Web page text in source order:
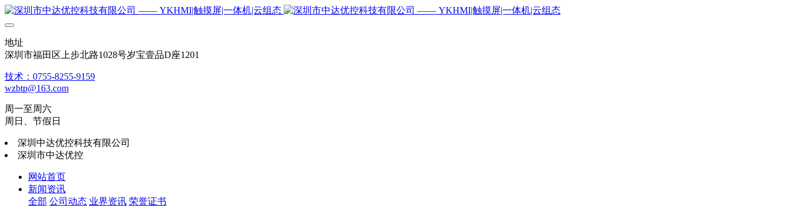
地址
深圳市福田区上步北路1028号岁宝壹品D座1201
技术：0755-8255-9159
wzbtp@163.com
周一至周六
周日、节假日
深圳中达优控科技有限公司
深圳市中达优控
网站首页
新闻资讯
全部 公司动态 业界资讯 荣誉证书